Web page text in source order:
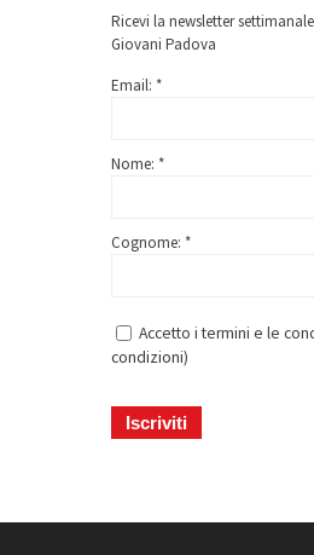
Ricevi la newsletter
Giovani Padova
Email: *
Nome: *
Cognome: *
Accetto i termini e le
condizioni)